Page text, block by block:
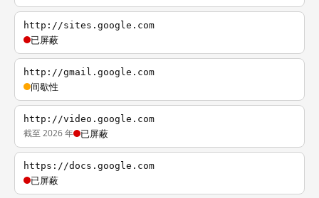
http://sites.google.com
已屏蔽
http://gmail.google.com
间歇性
http://video.google.com
截至 2026 年 已屏蔽
https://docs.google.com
已屏蔽